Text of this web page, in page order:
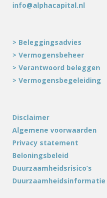
info@alphacapital.nl
> Beleggingsadvies
> Vermogensbeheer
> Verantwoord beleggen
> Vermogensbegeleiding
Disclaimer
Algemene voorwaarden
Privacy statement
Beloningsbeleid
Duurzaamheidsrisico’s
Duurzaamheidsinformatie